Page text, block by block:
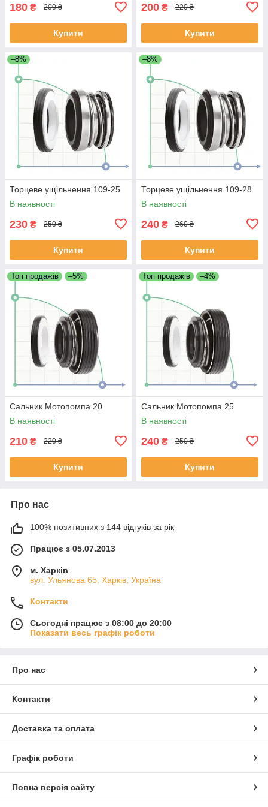
180 ₴ 200 ₴
Купити
200 ₴ 220 ₴
Купити
–8%
Торцеве ущільнення 109-25
В наявності
230 ₴ 250 ₴
Купити
–8%
Торцеве ущільнення 109-28
В наявності
240 ₴ 260 ₴
Купити
Топ продажів –5%
Сальник Мотопомпа 20
В наявності
210 ₴ 220 ₴
Купити
Топ продажів –4%
Сальник Мотопомпа 25
В наявності
240 ₴ 250 ₴
Купити
Про нас
100% позитивних з 144 відгуків за рік
Працює з 05.07.2013
м. Харків
вул. Ульянова 65, Харків, Україна
Контакти
Сьогодні працює з 08:00 до 20:00
Показати весь графік роботи
Про нас
Контакти
Доставка та оплата
Графік роботи
Повна версія сайту